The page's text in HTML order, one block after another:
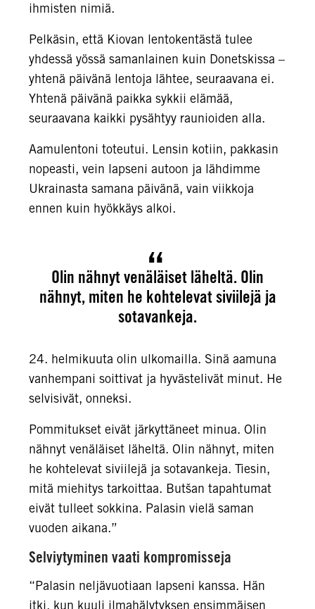
ihmisten nimiä.
Pelkäsin, että Kiovan lentokentästä tulee
yhdessä yössä samanlainen kuin Donetskissa –
yhtenä päivänä lentoja lähtee, seuraavana ei.
Yhtenä päivänä paikka sykkii elämää,
seuraavana kaikki pysähtyy raunioiden alla.
Aamulentoni toteutui. Lensin kotiin, pakkasin
nopeasti, vein lapseni autoon ja lähdimme
Ukrainasta samana päivänä, vain viikkoja
ennen kuin hyökkäys alkoi.
Olin nähnyt venäläiset läheltä. Olin
nähnyt, miten he kohtelevat siviilejä ja
sotavankeja.
24. helmikuuta olin ulkomailla. Sinä aamuna
vanhempani soittivat ja hyvästelivät minut. He
selvisivät, onneksi.
Pommitukset eivät järkyttäneet minua. Olin
nähnyt venäläiset läheltä. Olin nähnyt, miten
he kohtelevat siviilejä ja sotavankeja. Tiesin,
mitä miehitys tarkoittaa. Butšan tapahtumat
eivät tulleet sokkina. Palasin vielä saman
vuoden aikana.”
Selviytyminen vaati kompromisseja
“Palasin neljävuotiaan lapseni kanssa. Hän
itki, kun kuuli ilmahälytyksen ensimmäisen